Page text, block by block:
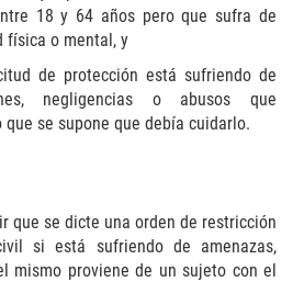
de Documentos Falsos
de Identidad
o Alteración de una
de Drogas
18 y 64 años pero que sufra de
física o mental, y
de protección está sufriendo de
negligencias o abusos que
se supone que debía cuidarlo.
que se dicte una orden de restricción
si está sufriendo de amenazas,
mismo proviene de un sujeto con el